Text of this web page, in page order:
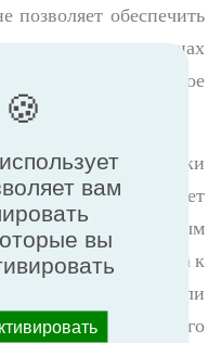
позволяет обеспечить
режимом в зонах
жидкостное
опыт поддержки
плотности и обладает
глубоким экспертным
подхода к
в новых или
из нашего
вам
вы